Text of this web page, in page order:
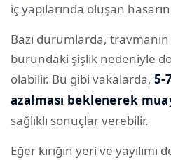
iç yapılarında oluşan
Bazı durumlarda,
burundaki şişlik nedeniyle
olabilir. Bu gibi vakalarda, 5-
azalması beklenerek
sağlıklı sonuçlar verebilir.
Eğer kırığın yeri ve